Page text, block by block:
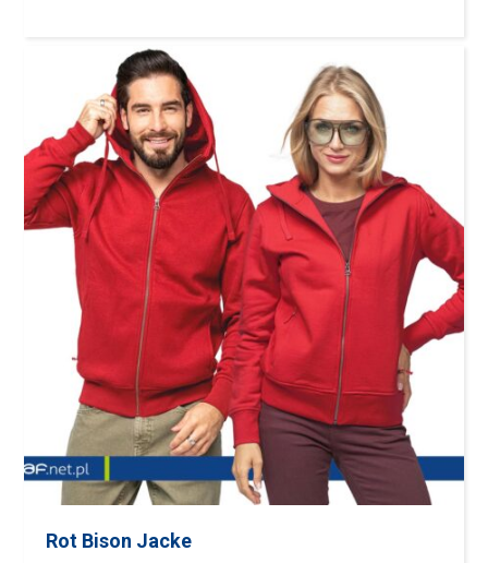
Rot Bison Jacke